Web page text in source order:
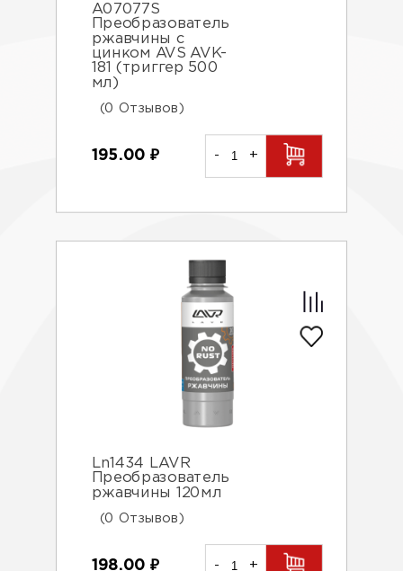
A07077S
Преобразователь
ржавчины с
цинком AVS AVK-
181 (триггер 500
мл)
(0 Отзывов)
195.00 ₽ - +
Ln1434 LAVR
Преобразователь
ржавчины 120мл
(0 Отзывов)
198.00 ₽ - +